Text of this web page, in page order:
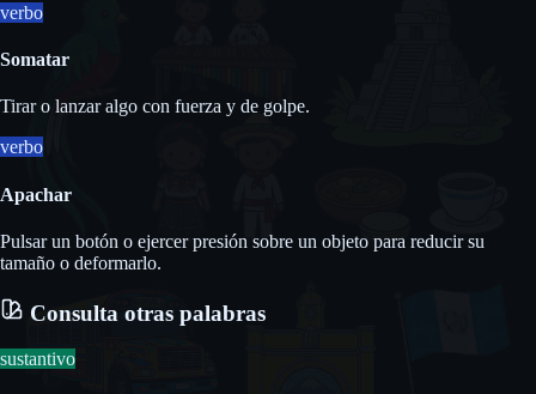
verbo
Somatar
Tirar o lanzar algo con fuerza y de golpe.
verbo
Apachar
Pulsar un botón o ejercer presión sobre un objeto para reducir su
tamaño o deformarlo.
Consulta otras palabras
sustantivo